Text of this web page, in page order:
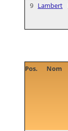
9 Lambert
Pos. Nom